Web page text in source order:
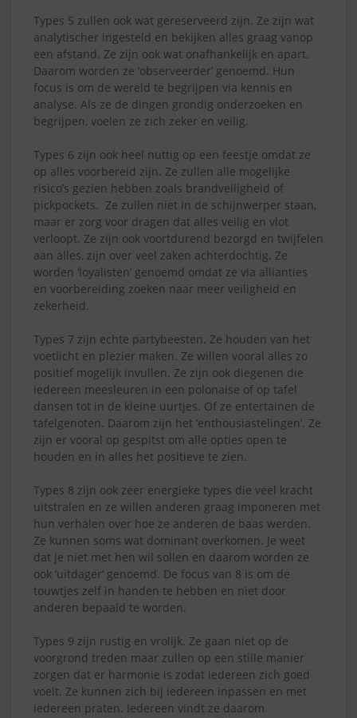
Types 5 zullen ook wat gereserveerd zijn. Ze zijn wat
analytischer ingesteld en bekijken alles graag vanop
een afstand. Ze zijn ook wat onafhankelijk en apart.
Daarom worden ze ‘observeerder’ genoemd. Hun
focus is om de wereld te begrijpen via kennis en
analyse. Als ze de dingen grondig onderzoeken en
begrijpen, voelen ze zich zeker en veilig.
Types 6 zijn ook heel nuttig op een feestje omdat ze
op alles voorbereid zijn. Ze zullen alle mogelijke
risico’s gezien hebben zoals brandveiligheid of
pickpockets. Ze zullen niet in de schijnwerper staan,
maar er zorg voor dragen dat alles veilig en vlot
verloopt. Ze zijn ook voortdurend bezorgd en twijfelen
aan alles, zijn over veel zaken achterdochtig. Ze
worden ‘loyalisten’ genoemd omdat ze via allianties
en voorbereiding zoeken naar meer veiligheid en
zekerheid.
Types 7 zijn echte partybeesten. Ze houden van het
voetlicht en plezier maken. Ze willen vooral alles zo
positief mogelijk invullen. Ze zijn ook diegenen die
iedereen meesleuren in een polonaise of op tafel
dansen tot in de kleine uurtjes. Of ze entertainen de
tafelgenoten. Daarom zijn het ‘enthousiastelingen’. Ze
zijn er vooral op gespitst om alle opties open te
houden en in alles het positieve te zien.
Types 8 zijn ook zeer energieke types die veel kracht
uitstralen en ze willen anderen graag imponeren met
hun verhalen over hoe ze anderen de baas werden.
Ze kunnen soms wat dominant overkomen. Je weet
dat je niet met hen wil sollen en daarom worden ze
ook ‘uitdager’ genoemd. De focus van 8 is om de
touwtjes zelf in handen te hebben en niet door
anderen bepaald te worden.
Types 9 zijn rustig en vrolijk. Ze gaan niet op de
voorgrond treden maar zullen op een stille manier
zorgen dat er harmonie is zodat iedereen zich goed
voelt. Ze kunnen zich bij iedereen inpassen en met
iedereen praten. Iedereen vindt ze daarom